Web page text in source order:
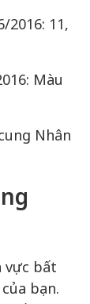
2016: 11,
Màu
Nhân
vực bất
bạn.